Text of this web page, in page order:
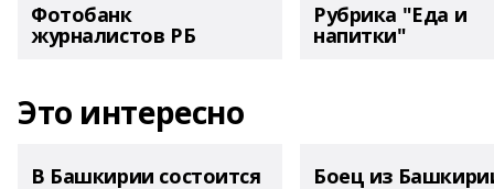
Фотобанк
журналистов РБ
Рубрика "Еда и
напитки"
Это интересно
В Башкирии состоится Боец из